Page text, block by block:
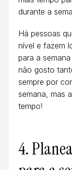
durante a
Há pessoas
nível e fazem
para a
não gosto
sempre por
semana, mas
tempo!
4.